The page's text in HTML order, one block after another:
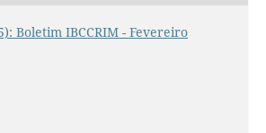
Boletim IBCCRIM - Fevereiro